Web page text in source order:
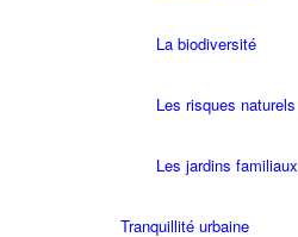
La biodiversité
Les risques naturels
Les jardins familiaux
Tranquillité urbaine